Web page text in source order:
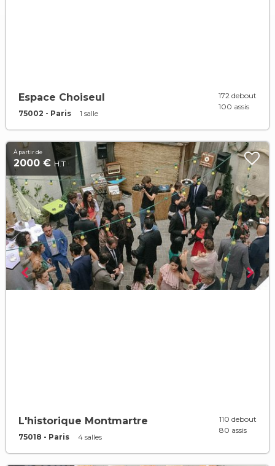
Espace Choiseul
75002 - Paris 1 salle
172 debout
100 assis
À partir de
2000 € H.T
L'historique Montmartre
75018 - Paris 4 salles
110 debout
80 assis